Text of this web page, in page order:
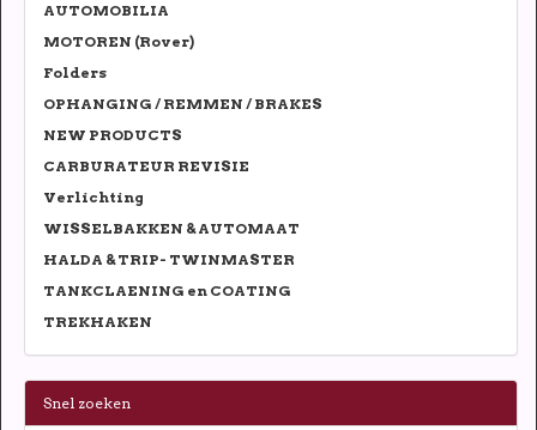
AUTOMOBILIA
MOTOREN (Rover)
Folders
OPHANGING / REMMEN / BRAKES
NEW PRODUCTS
CARBURATEUR REVISIE
Verlichting
WISSELBAKKEN & AUTOMAAT
HALDA & TRIP- TWINMASTER
TANKCLAENING en COATING
TREKHAKEN
Snel zoeken